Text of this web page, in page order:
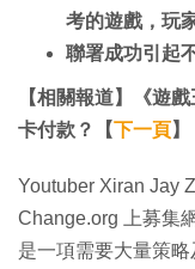
考的遊戲，玩
聯署成功引起
【相關報道】《遊
卡付款？【下一頁】
Youtuber Xiran Jay
Change.org 上募集
是一項需要大量策